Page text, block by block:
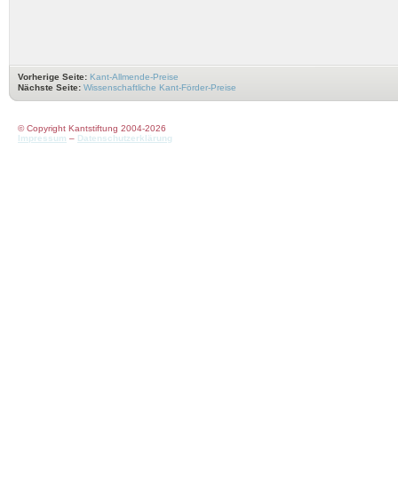
Vorherige Seite: Kant-Allmende-Preise
Nächste Seite: Wissenschaftliche Kant-Förder-Preise
© Copyright Kantstiftung 2004-2026
Impressum – Datenschutzerklärung